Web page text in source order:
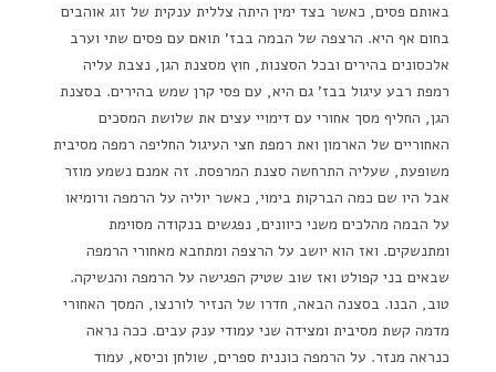
באותם פסים, כאשר בצד ימין היתה צללית ענקית של זוג אוהבים
בחום אף היא. הרצפה של הבמה בבז' תואם עם פסים שתי וערב
אלכסונים בהירים ובכל הסצנות, חוץ מסצנת הגן, נצבת עליה
רמפת רבע עיגול בבז' גם היא, עם פסי קרן שמש בהירים. בסצנת
הגן, החליף מסך אחורי עם דימויי עצים את שלושת המסכים
האחוריים של הארמון ואת רמפת חצי העיגול החליפה רמפה מסיבית
משופעת, שעליה התרחשה סצנת המרפסת. זה אמנם נשמע מוזר
אבל היו שם כמה הברקות בימוי, כאשר יוליה על הרמפה ורומיאו
על הבמה מהלכים משני כיוונים, נפגשים בנקודה מסוימת
ומתנשקים. ואז הוא יושב על הרצפה ומתחבא מאחורי הרמפה
שבאים בני קפולט ואז שוב שטיק הפגישה על הרמפה והנשיקה.
טוב, הבנו. בסצנה הבאה, חדרו של הנזיר לורנצו, המסך האחורי
מדמה קשת מסיבית ומצידה שני עמודי ענק עבים. ככה נראה
כנראה מנזר. על הרמפה כוננית ספרים, שולחן וכיסא, עמוד